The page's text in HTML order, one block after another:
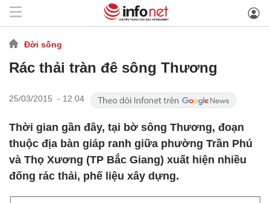
Đời sống
Rác thải tràn đê sông Thương
25/03/2015 - 12:04
Thời gian gần đây, tại bờ sông Thương, đoạn
thuộc địa bàn giáp ranh giữa phường Trần Phú
và Thọ Xương (TP Bắc Giang) xuất hiện nhiều
đống rác thải, phế liệu xây dựng.